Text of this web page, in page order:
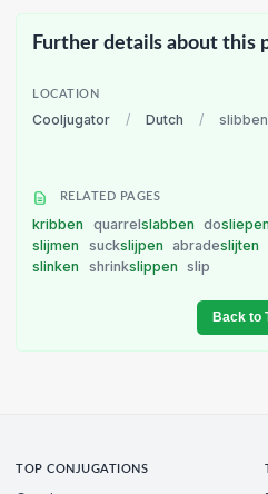
Further details about this
LOCATION
Cooljugator / Dutch / slibben
RELATED PAGES
kribben quarrelslabben dosliepen
slijmen
suckslijpen abradeslijten
slinken
shrinkslippen slip
Back to
TOP CONJUGATIONS